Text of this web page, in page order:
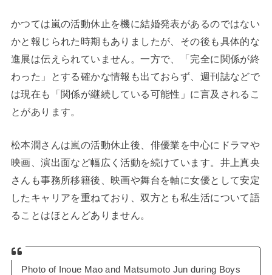
かつては嵐の活動休止を機に結婚発表があるのではない
かと報じられた時期もありましたが、その後も具体的な
進展は伝えられていません。一方で、「完全に関係が終
わった」とする確かな情報も出ておらず、週刊誌などで
は現在も「関係が継続している可能性」に言及されるこ
とがあります。
松本潤さんは嵐の活動休止後、俳優業を中心にドラマや
映画、演出面など幅広く活動を続けています。井上真央
さんも事務所移籍後、映画や舞台を軸に女優として安定
したキャリアを重ねており、双方とも私生活について語
ることはほとんどありません。
Photo of Inoue Mao and Matsumoto Jun during Boys